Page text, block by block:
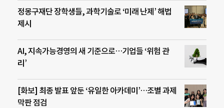
정몽구재단 장학생들, 과학기술로 ‘미래 난제’ 해법
제시
AI, 지속가능경영의 새 기준으로…기업들 ‘위험 관
리’
[화보] 최종 발표 앞둔 ‘유일한 아카데미’…조별 과제
막판 점검